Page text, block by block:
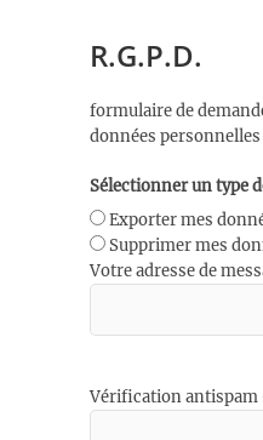
R.G.P.D.
formulaire de
données personnelles
Sélectionner un type
Exporter mes
Supprimer mes
Votre adresse de
Vérification antispam